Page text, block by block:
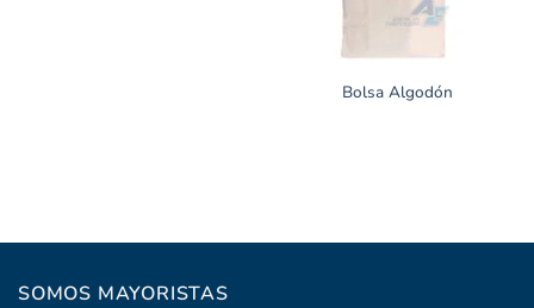
Bolsa Algodón
SOMOS MAYORISTAS